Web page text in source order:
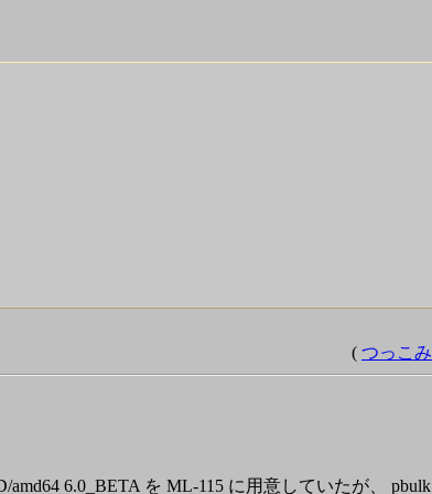
( つっこみ
6.0_BETA を ML-115 に用意していたが、 pbulk